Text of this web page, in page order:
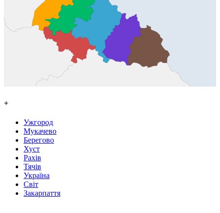
+
Ужгород
Мукачево
Берегово
Хуст
Рахів
Тячів
Україна
Світ
Закарпаття